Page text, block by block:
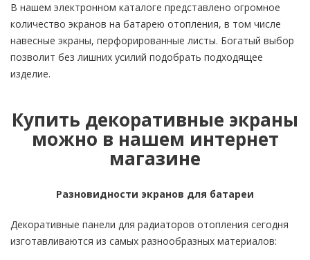
В нашем электронном каталоге представлено огромное
количество экранов на батарею отопления, в том числе
навесные экраны, перфорированные листы. Богатый выбор
позволит без лишних усилий подобрать подходящее
изделие.
Купить декоративные экраны
можно в нашем интернет
магазине
Разновидности экранов для батареи
Декоративные панели для радиаторов отопления сегодня
изготавливаются из самых разнообразных материалов: